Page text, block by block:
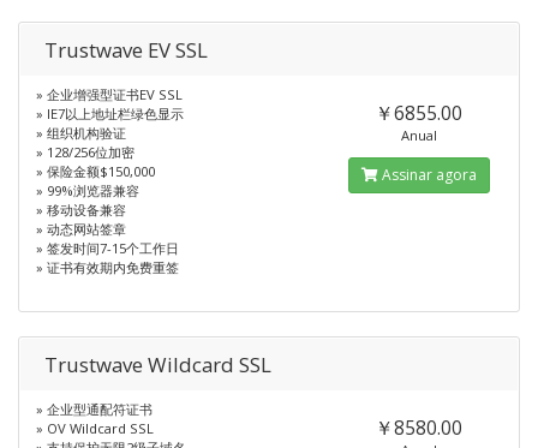
Trustwave EV SSL
» 企业增强型证书EV SSL
» IE7以上地址栏绿色显示
» 组织机构验证
» 128/256位加密
» 保险金额$150,000
» 99%浏览器兼容
» 移动设备兼容
» 动态网站签章
» 签发时间7-15个工作日
» 证书有效期内免费重签
￥6855.00
Anual
Assinar agora
Trustwave Wildcard SSL
» 企业型通配符证书
» OV Wildcard SSL
￥8580.00